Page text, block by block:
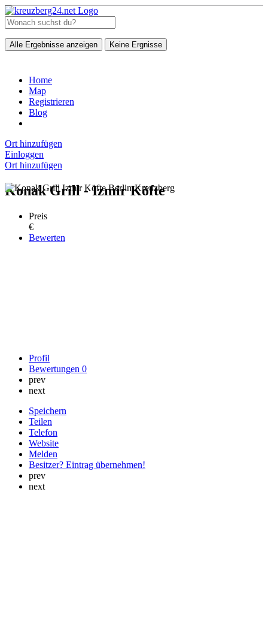
Alle Ergebnisse anzeigen Keine Ergnisse
Home
Map
Registrieren
Blog
Ort hinzufügen
Einloggen
Ort hinzufügen
Konak Grill - Izmir Köfte
Preis
€
Bewerten
Profil
Bewertungen 0
prev
next
Speichern
Teilen
Telefon
Website
Melden
Besitzer? Eintrag übernehmen!
prev
next